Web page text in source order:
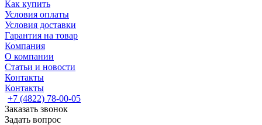
Как купить
Условия оплаты
Условия доставки
Гарантия на товар
Компания
О компании
Статьи и новости
Контакты
Контакты
+7 (4822) 78-00-05
Заказать звонок
Задать вопрос